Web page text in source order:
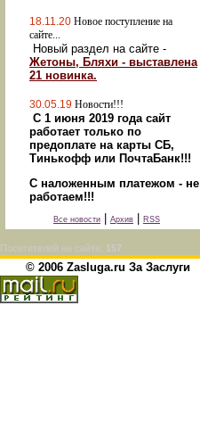
18.11.20 Новое поступление на
сайте...
Новый раздел на сайте -
Жетоны, Бляхи - выставлена
21 новинка.
30.05.19 Новости!!!
С 1 июня 2019 года сайт
работает только по
предоплате на карты СБ,
Тинькофф или ПочтаБанк!!!
С наложенным платежом - не
работаем!!!
Все новости Архив RSS
Посетителей на сайте: 157
© 2006 Zasluga.ru За Заслуги